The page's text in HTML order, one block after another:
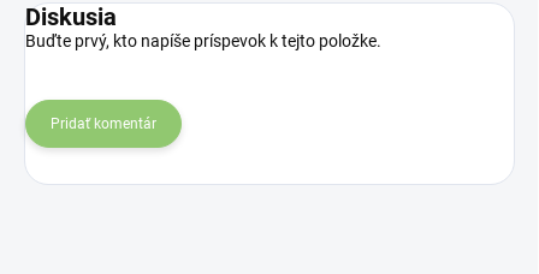
Diskusia
Buďte prvý, kto napíše príspevok k tejto položke.
Pridať komentár